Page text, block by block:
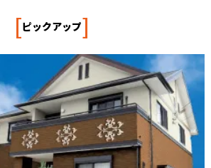
[ピックアップ]